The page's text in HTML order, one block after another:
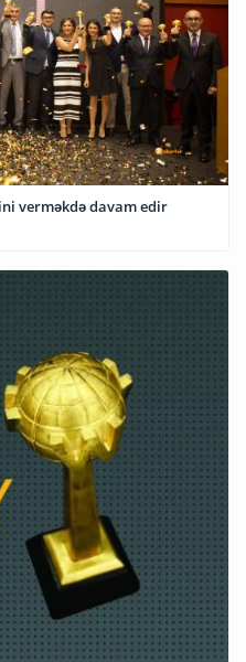
verməkdə davam edir